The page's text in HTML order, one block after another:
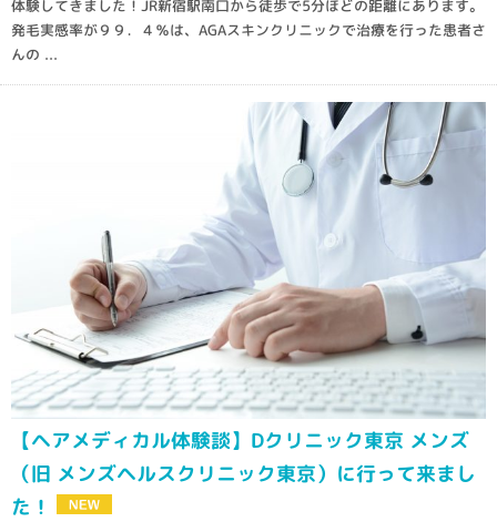
体験してきました！JR新宿駅南口から徒歩で5分ほどの距離にあります。
発毛実感率が９９．４％は、AGAスキンクリニックで治療を行った患者さ
んの ...
【ヘアメディカル体験談】Dクリニック東京 メンズ
（旧 メンズヘルスクリニック東京）に行って来まし
た！